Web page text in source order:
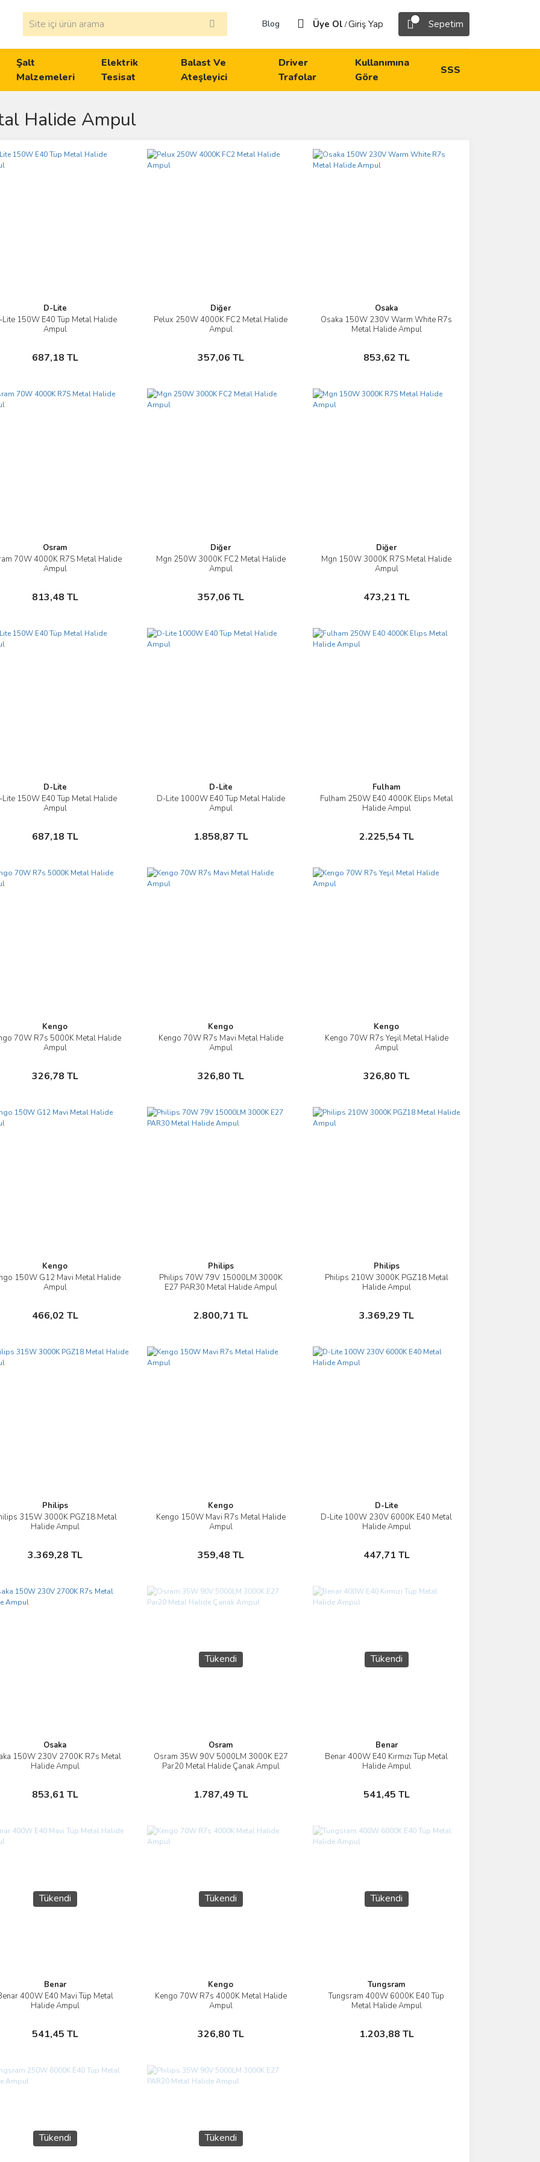
Blog Üye Ol /Giriş Yap Sepetim
Şalt
Malzemeleri
Elektrik
Tesisat
Balast Ve
Ateşleyici
Driver
Trafolar
Kullanımına
Göre
SSS
Halide Ampul
D-Lite
Lite 150W E40 Tüp Metal Halide
Ampul
687,18 TL
İncele
Sepete Ekle
Diğer
Pelux 250W 4000K FC2 Metal Halide
Ampul
357,06 TL
İncele
Sepete Ekle
Osaka
Osaka 150W 230V Warm White R7s
Metal Halide Ampul
853,62 TL
İncele
Sepete Ekle
Osram
70W 4000K R7S Metal Halide
Ampul
813,48 TL
İncele
Sepete Ekle
Diğer
Mgn 250W 3000K FC2 Metal Halide
Ampul
357,06 TL
İncele
Sepete Ekle
Diğer
Mgn 150W 3000K R7S Metal Halide
Ampul
473,21 TL
İncele
Sepete Ekle
D-Lite
Lite 150W E40 Tüp Metal Halide
Ampul
687,18 TL
İncele
Sepete Ekle
D-Lite
D-Lite 1000W E40 Tüp Metal Halide
Ampul
1.858,87 TL
İncele
Sepete Ekle
Fulham
Fulham 250W E40 4000K Elips Metal
Halide Ampul
2.225,54 TL
İncele
Sepete Ekle
Kengo
70W R7s 5000K Metal Halide
Ampul
326,78 TL
İncele
Sepete Ekle
Kengo
Kengo 70W R7s Mavi Metal Halide
Ampul
326,80 TL
İncele
Sepete Ekle
Kengo
Kengo 70W R7s Yeşil Metal Halide
Ampul
326,80 TL
İncele
Sepete Ekle
Kengo
150W G12 Mavi Metal Halide
Ampul
466,02 TL
İncele
Sepete Ekle
Philips
Philips 70W 79V 15000LM 3000K
E27 PAR30 Metal Halide Ampul
2.800,71 TL
İncele
Sepete Ekle
Philips
Philips 210W 3000K PGZ18 Metal
Halide Ampul
3.369,29 TL
İncele
Sepete Ekle
Philips
315W 3000K PGZ18 Metal
Halide Ampul
3.369,28 TL
İncele
Sepete Ekle
Kengo
Kengo 150W Mavi R7s Metal Halide
Ampul
359,48 TL
İncele
Sepete Ekle
D-Lite
D-Lite 100W 230V 6000K E40 Metal
Halide Ampul
447,71 TL
İncele
Sepete Ekle
Osaka
150W 230V 2700K R7s Metal
Halide Ampul
853,61 TL
İncele
Sepete Ekle
Tükendi
Osram
Osram 35W 90V 5000LM 3000K E27
Par20 Metal Halide Çanak Ampul
1.787,49 TL
İncele
Stokta Yok
Tükendi
Benar
Benar 400W E40 Kırmızı Tüp Metal
Halide Ampul
541,45 TL
İncele
Stokta Yok
Tükendi
Benar
400W E40 Mavi Tüp Metal
Halide Ampul
541,45 TL
İncele
Stokta Yok
Tükendi
Kengo
Kengo 70W R7s 4000K Metal Halide
Ampul
326,80 TL
İncele
Stokta Yok
Tükendi
Tungsram
Tungsram 400W 6000K E40 Tüp
Metal Halide Ampul
1.203,88 TL
İncele
Stokta Yok
Tükendi Tükendi